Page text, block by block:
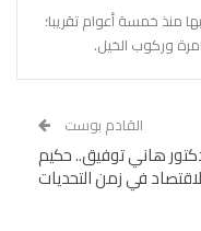
منذ خمسة أعوام تقريبا؛
وركوب الخيل.
القادم بوست
هاني توفيق.. حكيم
في زمن التحديات